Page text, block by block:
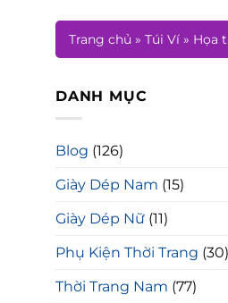
Trang chủ » Túi Ví » Họa
DANH MỤC
Blog (126)
Giày Dép Nam (15)
Giày Dép Nữ (11)
Phụ Kiện Thời Trang (30)
Thời Trang Nam (77)